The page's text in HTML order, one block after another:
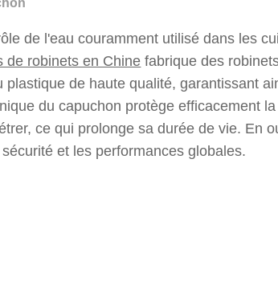
de l'eau couramment utilisé dans les
de robinets en Chine fabrique des
de haute qualité, garantissant
du capuchon protège efficacement
ce qui prolonge sa durée de vie. En
et les performances globales.